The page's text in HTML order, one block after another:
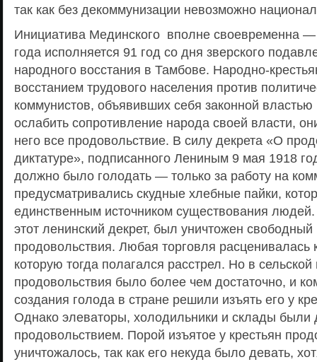
так как без декоммунизации невозможно
Инициатива Мединского вполне своевременна
года исполняется 91 год со дня зверского
народного восстания в Тамбове. Народно-
восстанием трудового населения против
коммунистов, объявивших себя законной
ослабить сопротивление народа своей власти,
него все продовольствие. В силу декрета «О
диктатуре», подписанного Лениным 9 мая 1918
должно было голодать — только за работу на
предусматривались скудные хлебные пайки,
единственным источником существования
этот ленинский декрет, был уничтожен
продовольствия. Любая торговля расценивалась
которую тогда полагался расстрел. Но в сельской
продовольствия было более чем достаточно, и
создания голода в стране решили изъять его у
Однако элеваторы, холодильники и склады были
продовольствием. Порой изъятое у крестьян
уничтожалось, так как его некуда было девать,